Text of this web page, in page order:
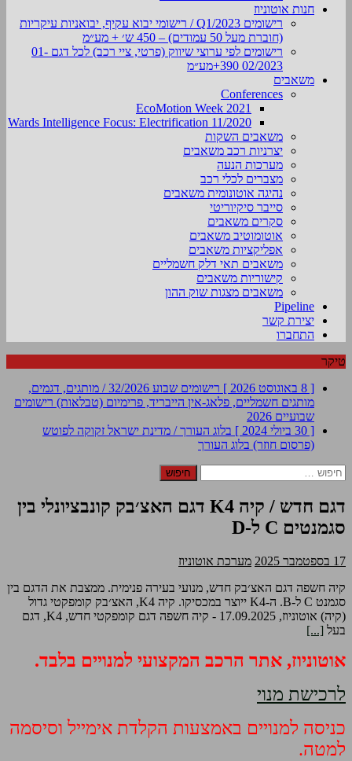
חנות אוטוניוז
רישומים Q1/2023 / רישומי יבוא עקיף, יבואניות עיקריות
(חוברת מעל 50 עמודים) – 450 ש׳ + מע״מ
רישומים לפי ערוצי שיווק (פרטי, ציי רכב) לכל דגם 01-
02/2023 390+מע״מ
משאבים
Conferences
EcoMotion Week 2021
Wards Intelligence Focus: Electrification 11/2020
משאבים השקות
יצרניות רכב משאבים
מערכות הנעה
מצברים לכלי רכב
נהיגה אוטונומית משאבים
סייבר סיקיוריטי
סקרים משאבים
אוטומוטיב משאבים
אפליקציות משאבים
משאבים תאי דלק חשמליים
קישוריות משאבים
משאבים מצגות שוק ההון
Pipeline
יצירת קשר
התחברו
טיקר
[ 8 באוגוסט 2026 ]
רישומים שבוע 32/2026 / מותגים, דגמים,
מותגים חשמליים, פלאג-אין הייבריד, פרימיום (טבלאות) רישומים
שבועיים 2026
[ 30 ביולי 2024 ]
בלוג העורך / מדינת ישראל זקוקה לפוטש
(פרסום חוזר) בלוג העורך
חיפוש:
דגם חדש / קיה K4 דגם האצ׳בק קונבציונלי בין
סגמנטים C ל-D
17 בספטמבר 2025
מערכת אוטוניוז
קיה חשפה דגם האצ׳בק חדש, מנועי בעירה פנימית. ממצבת את הדגם בין
סגמנט C ל-B. ה-K4 ייוצר במכסיקו. קיה K4, האצ׳בק קומפקטי גדול
(קיה) אוטוניוז, 17.09.2025 - קיה חשפה דגם קומפקטי חדש, K4, דגם
בעל [...]
אוטוניוז, אתר הרכב המקצועי למנויים בלבד.
לרכישת מנוי
כניסה למנויים באמצעות הקלדת אימייל וסיסמה
למטה.